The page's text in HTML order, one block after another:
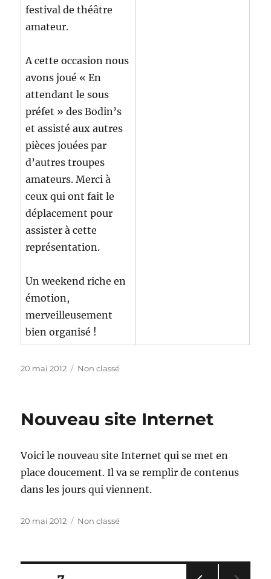
festival de théâtre
amateur.
A cette occasion nous
avons joué « En
attendant le sous
préfet » des Bodin’s
et assisté aux autres
pièces jouées par
d’autres troupes
amateurs. Merci à
ceux qui ont fait le
déplacement pour
assister à cette
représentation.
Un weekend riche en
émotion,
merveilleusement
bien organisé !
Publié
20 mai 2012 Catégories
Non classé
Nouveau site Internet
Voici le nouveau site Internet qui se met en
place doucement. Il va se remplir de contenus
dans les jours qui viennent.
Publié
20 mai 2012 Catégories
Non classé